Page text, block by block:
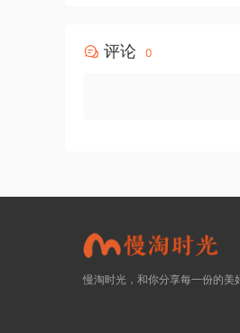
评论 0
慢淘时光，和你分享每一份的美